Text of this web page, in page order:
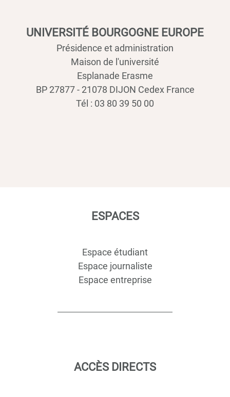
UNIVERSITÉ BOURGOGNE EUROPE
Présidence et administration
Maison de l'université
Esplanade Erasme
BP 27877 - 21078 DIJON Cedex France
Tél : 03 80 39 50 00
ESPACES
Espace étudiant
Espace journaliste
Espace entreprise
ACCÈS DIRECTS